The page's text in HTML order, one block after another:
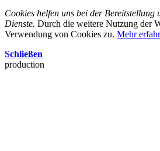
Cookies helfen uns bei der Bereitstellung
Dienste. Durch die weitere Nutzung der
Verwendung von Cookies zu. Mehr
Schließen
production